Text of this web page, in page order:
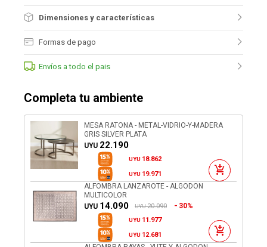
Dimensiones y características
Formas de pago
Envíos a todo el pais
Completa tu ambiente
MESA RATONA - METAL-VIDRIO-Y-MADERA
GRIS SILVER PLATA
UYU 22.190
UYU 18.862
UYU 19.971
ALFOMBRA LANZAROTE - ALGODON
MULTICOLOR
UYU 14.090 UYU 20.090 30%
UYU 11.977
UYU 12.681